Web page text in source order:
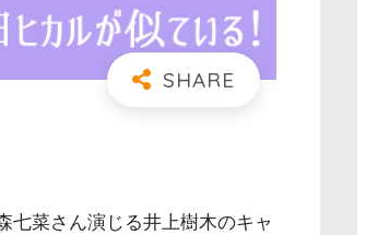
七菜さん演じる井上樹木のキャ